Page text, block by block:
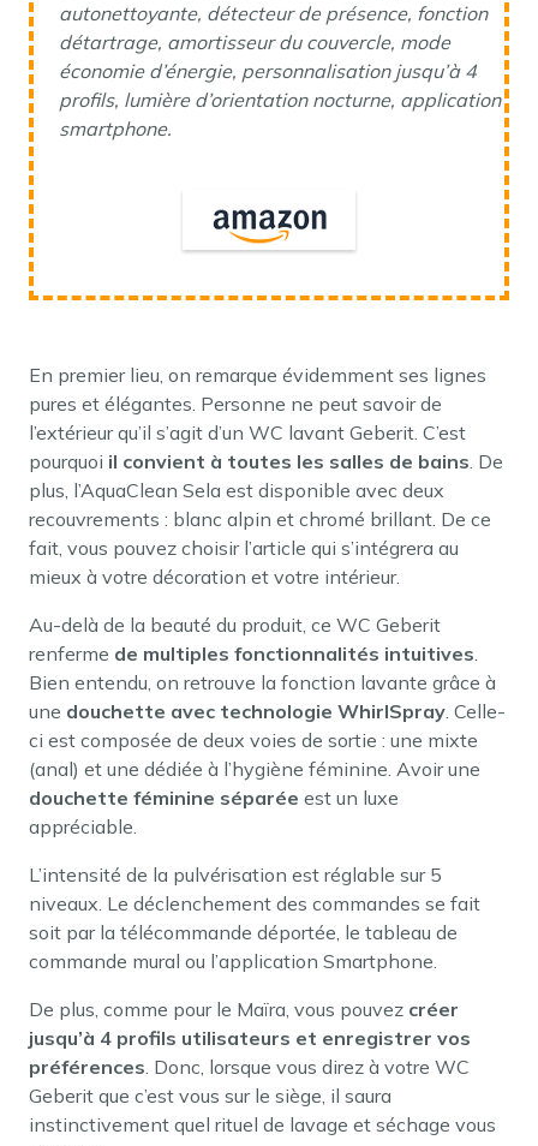
autonettoyante, détecteur de présence, fonction
détartrage, amortisseur du couvercle, mode
économie d’énergie, personnalisation jusqu’à 4
profils, lumière d’orientation nocturne, application
smartphone.
En premier lieu, on remarque évidemment ses lignes
pures et élégantes. Personne ne peut savoir de
l’extérieur qu’il s’agit d’un WC lavant Geberit. C’est
pourquoi il convient à toutes les salles de bains . De
plus, l’AquaClean Sela est disponible avec deux
recouvrements : blanc alpin et chromé brillant. De ce
fait, vous pouvez choisir l’article qui s’intégrera au
mieux à votre décoration et votre intérieur.
Au-delà de la beauté du produit, ce WC Geberit
renferme de multiples fonctionnalités intuitives
Bien entendu, on retrouve la fonction lavante grâce à
une douchette avec technologie WhirlSpray . Celle-
ci est composée de deux voies de sortie : une mixte
(anal) et une dédiée à l’hygiène féminine. Avoir une
douchette féminine séparée est un luxe
appréciable.
L’intensité de la pulvérisation est réglable sur 5
niveaux. Le déclenchement des commandes se fait
soit par la télécommande déportée, le tableau de
commande mural ou l’application Smartphone.
De plus, comme pour le Maïra, vous pouvez créer
jusqu’à 4 profils utilisateurs et enregistrer vos
préférences . Donc, lorsque vous direz à votre WC
Geberit que c’est vous sur le siège, il saura
instinctivement quel rituel de lavage et séchage vous